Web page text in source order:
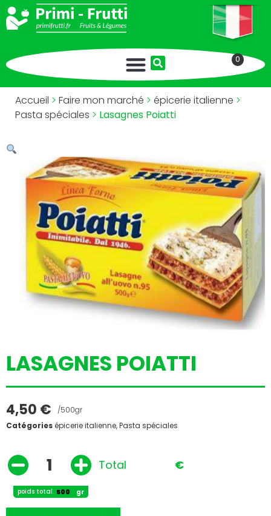
0
Accueil > Faire mon marché > épicerie italienne >
Pasta spéciales > Lasagnes Poiatti
LASAGNES POIATTI
4,50 €
/500gr
Catégoriesépicerie italienne,Pasta spéciales
poids total gr
Total €